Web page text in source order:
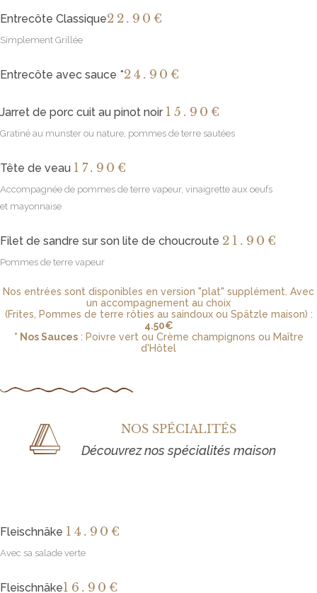
Entrecôte Classique22.90€
Simplement Grillée
Entrecôte avec sauce *24 .90€
Jarret de porc cuit au pinot noir 15 .90€
Gratiné au munster ou nature, pommes de terre sautées
Tête de veau 17.90€
Accompagnée de pommes de terre vapeur, vinaigrette aux oeufs
et mayonnaise
Filet de sandre sur son lite de choucroute 21 .90€
Pommes de terre vapeur
Nos entrées sont disponibles en version "plat" supplément. Avec
un accompagnement au choix
(Frites, Pommes de terre rôties au saindoux ou Spätzle maison) :
4.50€
* Nos Sauces: Poivre vert ou Crème champignons ou Maître
d'Hôtel
NOS SPÉCIALITÉS
Découvrez nos spécialités maison
Fleischnäke 14 .90€
Avec sa salade verte
Fleischnäke16 .90€